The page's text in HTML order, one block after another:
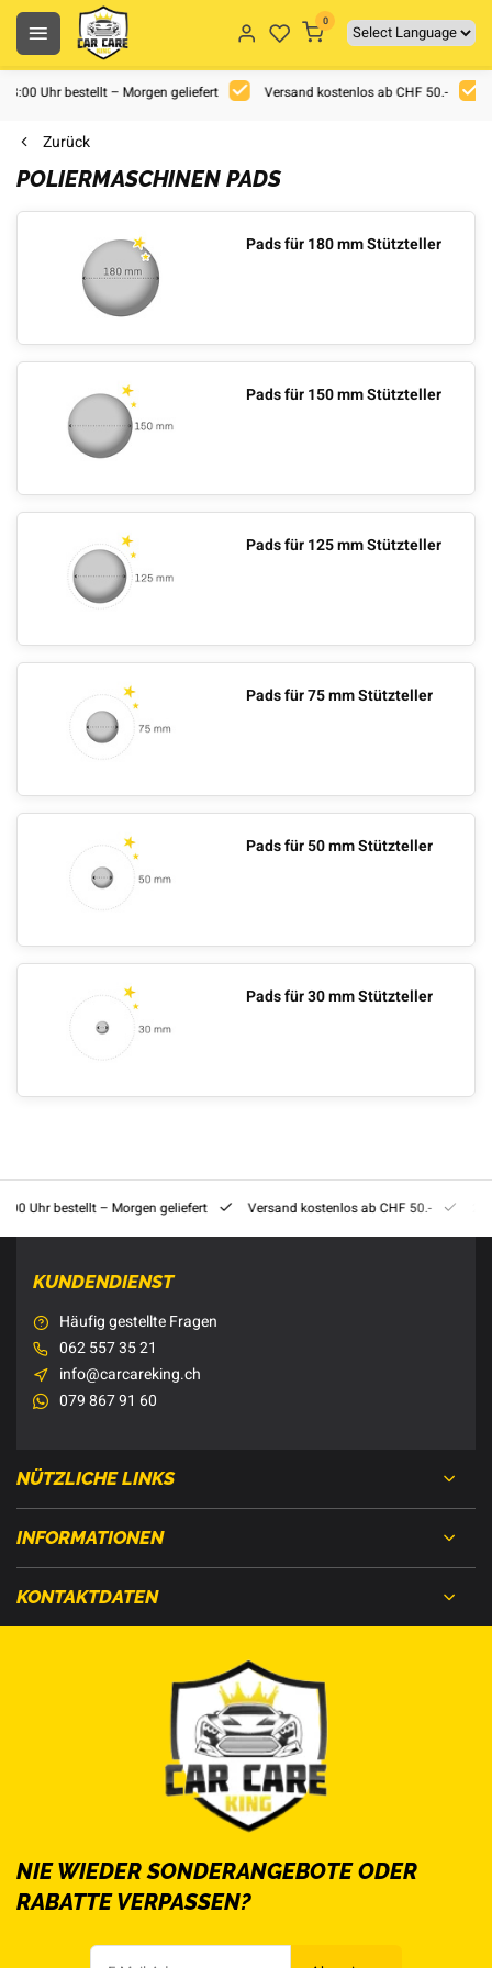
0
Uhr bestellt – Morgen geliefert Versand kostenlos ab CHF 50.-
Zurück
POLIERMASCHINEN PADS
Pads für 180 mm Stützteller
Pads für 150 mm Stützteller
Pads für 125 mm Stützteller
Pads für 75 mm Stützteller
Pads für 50 mm Stützteller
Pads für 30 mm Stützteller
Uhr bestellt – Morgen geliefert Versand kostenlos ab CHF 50.-
KUNDENDIENST
Häufig gestellte Fragen
062 557 35 21
info@carcareking.ch
079 867 91 60
NÜTZLICHE LINKS
INFORMATIONEN
KONTAKTDATEN
NIE WIEDER SONDERANGEBOTE ODER
RABATTE VERPASSEN?